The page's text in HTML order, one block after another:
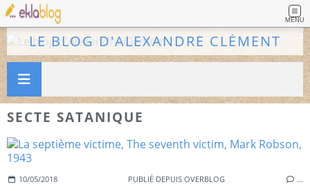
MENU
LE BLOG D'ALEXANDRE CLÉMENT
SECTE SATANIQUE
10/05/2018 PUBLIÉ DEPUIS OVERBLOG …